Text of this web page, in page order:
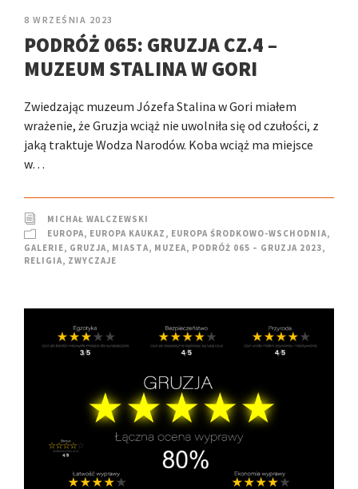
8 WRZEŚNIA 2023
PODRÓŻ 065: GRUZJA CZ.4 –
MUZEUM STALINA W GORI
Zwiedzając muzeum Józefa Stalina w Gori miałem
wrażenie, że Gruzja wciąż nie uwolniła się od czułości, z
jaką traktuje Wodza Narodów. Koba wciąż ma miejsce
w…
MICHAŁ WALCZEWSKI
EUROPA, EUROPA KAUKAZ , EUROPA ŚRODKOWO-WSCHODNIA,
GALERIE, GRUZJA, MIASTA, MUZEA, PODRÓŻ 065 – GRUZJA 2023,
RELIGIA, ZWYCZAJE